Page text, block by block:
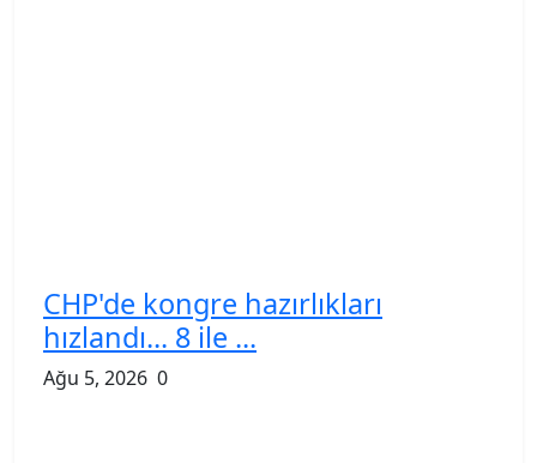
CHP'de kongre hazırlıkları
hızlandı... 8 ile ...
Ağu 5, 2026 0